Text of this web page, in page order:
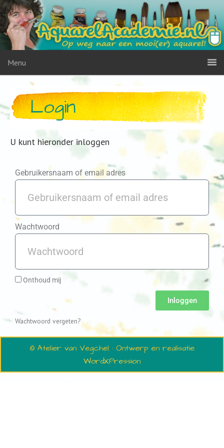
Menu
Login
U kunt hieronder inloggen
Gebruikersnaam of email adres
Wachtwoord
Onthoud mij
Inloggen
Wachtwoord vergeten?
© Atelier van Vegchel · Ontwerp en realisatie
WordXPression